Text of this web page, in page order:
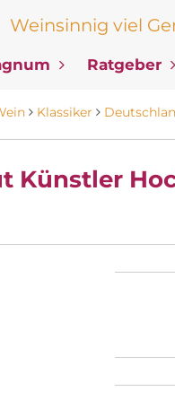
viel
Ratgeber
Klassiker
Künstler